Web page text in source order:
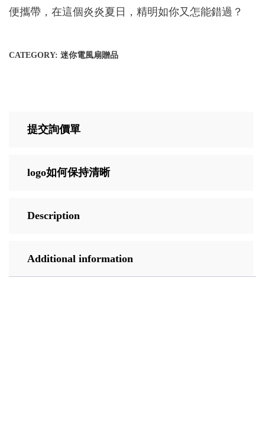
便攜帶，在這個炎炎夏日，精明如你又怎能錯過？
CATEGORY: 迷你電風扇贈品
提交詢價單
logo如何保持清晰
Description
Additional information